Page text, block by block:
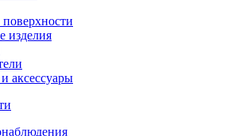
изделия
аксессуары